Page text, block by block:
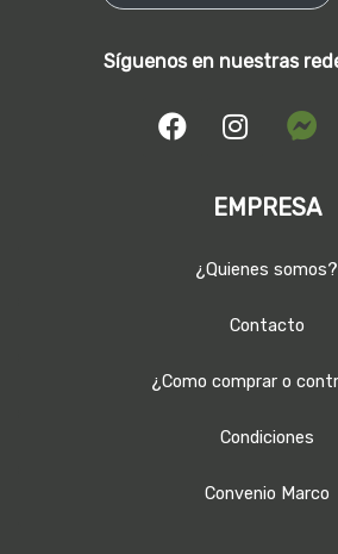
Síguenos en nuestras
EMPRESA
¿Quienes somos?
Contacto
¿Como comprar o
Condiciones
Convenio Marco